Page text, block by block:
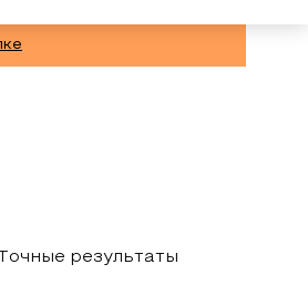
Точные результаты